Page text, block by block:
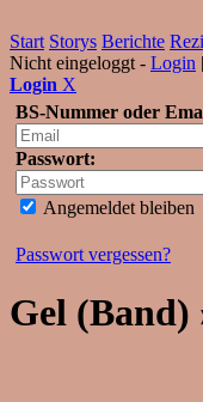
Start Storys Berichte
Nicht eingeloggt - Login
Login X
BS-Nummer oder
Passwort:
Angemeldet bleiben
Passwort vergessen?
Gel (Band)